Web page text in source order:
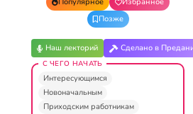
Позже
Наш лекторий Сделано в
С ЧЕГО НАЧАТЬ
Интересующимся
Новоначальным
Приходским работникам